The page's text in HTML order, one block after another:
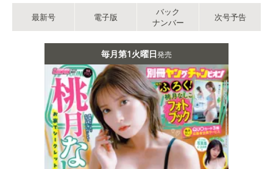
最新号 電子版
バック
ナンバー
次号予告
毎月第1火曜日発売